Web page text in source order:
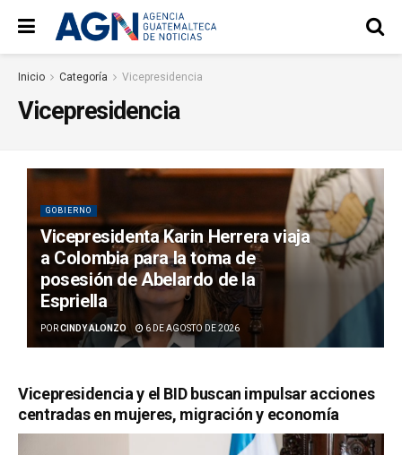
Inicio Categoría Vicepresidencia
Vicepresidencia
GOBIERNO
Vicepresidenta Karin Herrera viaja
a Colombia para la toma de
posesión de Abelardo de la
Espriella
PORCINDY ALONZO 6 DE AGOSTO DE 2026
Vicepresidencia y el BID buscan impulsar acciones
centradas en mujeres, migración y economía